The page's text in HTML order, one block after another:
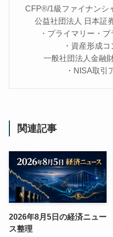
CFP®/1級ファイナンシ
公益社団法人 日本証
・プライマリー・
・資産形成
一般社団法人金融
・NISA取引
関連記事
2026年8月5日の経済ニュー
ス整理